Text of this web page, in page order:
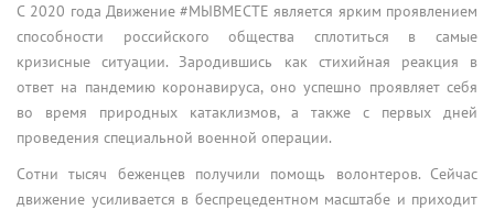
С 2020 года Движение #МЫВМЕСТЕ является ярким проявлением
способности российского общества сплотиться в самые
кризисные ситуации. Зародившись как стихийная реакция в
ответ на пандемию коронавируса, оно успешно проявляет себя
во время природных катаклизмов, а также с первых дней
проведения специальной военной операции.
Сотни тысяч беженцев получили помощь волонтеров. Сейчас
движение усиливается в беспрецедентном масштабе и приходит